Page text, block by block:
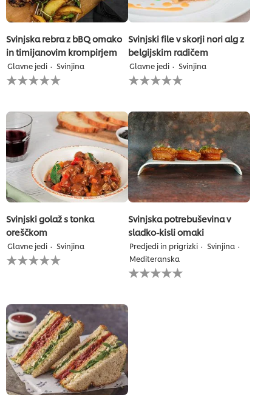
Svinjska rebra z bBQ omako
in timijanovim krompirjem
Glavne jedi Svinjina
Za
to
predložena
nobena
ocena
Svinjski file v skorji nori alg z
belgijskim radičem
Glavne jedi Svinjina
Za
to
bila
predložena
nobena
ocena
Svinjski golaž s tonka
oreščkom
Glavne jedi Svinjina
Za
to
predložena
nobena
ocena
Svinjska potrebuševina v
sladko-kisli omaki
Predjedi in prigrizki
Svinjina
Mediteranska
Za
to